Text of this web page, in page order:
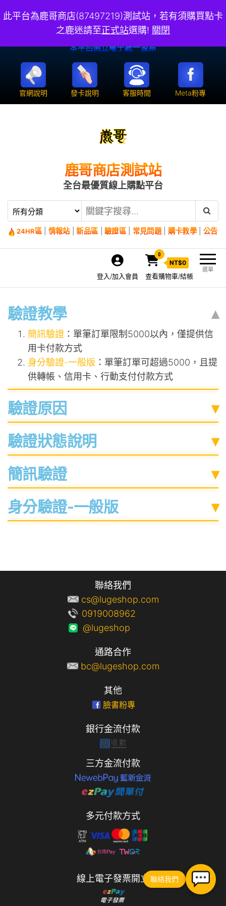
此平台為鹿哥商店(87497219)測試站，若有須購買點卡
之鹿迷請至正式站選購! 關閉
官網說明 發卡說明 客服時間 Meta粉專
鹿哥商店測試站
全台最優質線上購點平台
24HR區 情報站|新品區 |驗證區 常見問題 購卡教學 公告
選單
0
NT$0
查看購物車/結帳
登入/加入會員
驗證教學 ▴
簡訊驗證 ：單筆訂單限制5000以內，僅提供信
用卡付款方式
身分驗證-一般版 ：單筆訂單可超過5000，且提
供轉帳、信用卡、行動支付付款方式
驗證原因
▾
驗證狀態說明
▾
簡訊驗證
▾
身分驗證-一般版
▾
聯絡我們
cs@lugeshop.com
0919008962
@lugeshop
通路合作
bc@lugeshop.com
其他
臉書粉專
銀行金流付款
三方金流付款
多元付款方式
線上電子發票開立 聯絡我們